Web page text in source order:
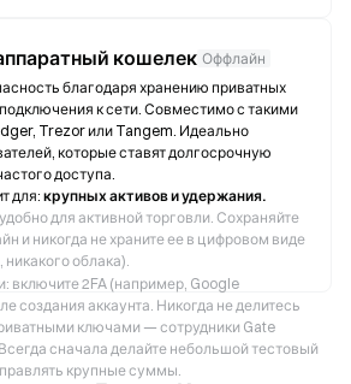
кошелек Оффлайн
благодаря хранению приватных
к сети. Совместимо с такими
Trezor или Tangem. Идеально
которые ставят долгосрочную
доступа.
для: крупных активов и удержания.
для активной торговли. Сохраняйте
и никогда не храните ее в цифровом виде
облака).
включите 2FA (например, Google
создания аккаунта. Никогда не делитесь
ключами — сотрудники Gate
сначала делайте небольшой тестовый
крупные суммы.